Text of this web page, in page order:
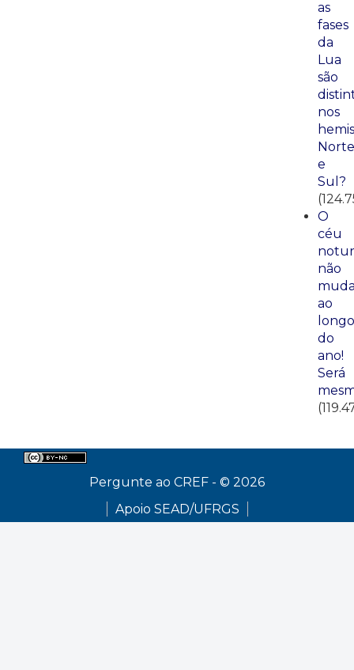
as
fases
da
Lua
são
nos
Norte
e
Sul?
O
céu
não
ao
longo
do
ano!
Será
Pergunte ao CREF - © 2026
Apoio SEAD/UFRGS